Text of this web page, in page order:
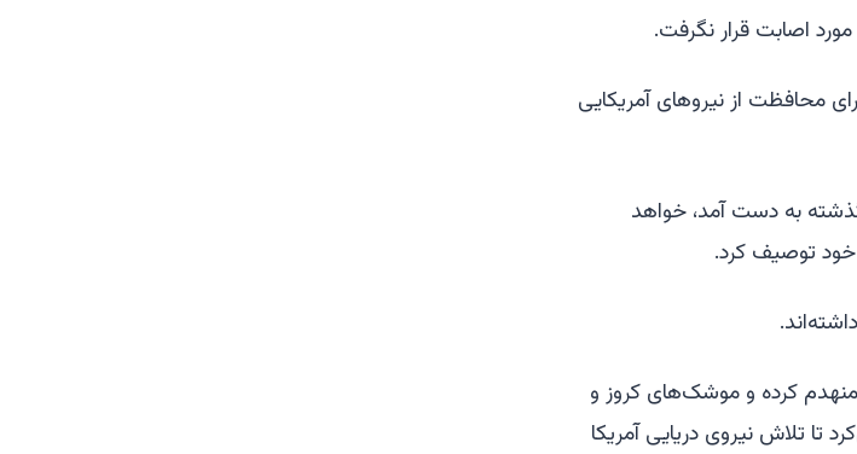
اصابت قرار نگرفت.
محافظت از نیروهای آمریکایی
به دست آمد، خواهد
خود توصیف کرد.
منهدم کرده و موشک‌های کروز و
تا تلاش نیروی دریایی آمریکا